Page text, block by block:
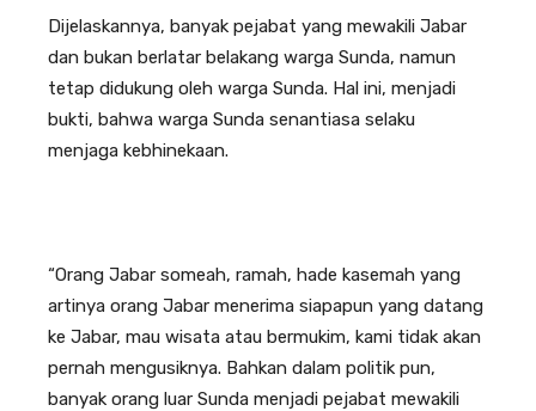
Dijelaskannya, banyak pejabat yang mewakili Jabar
dan bukan berlatar belakang warga Sunda, namun
tetap didukung oleh warga Sunda. Hal ini, menjadi
bukti, bahwa warga Sunda senantiasa selaku
menjaga kebhinekaan.
“Orang Jabar someah, ramah, hade kasemah yang
artinya orang Jabar menerima siapapun yang datang
ke Jabar, mau wisata atau bermukim, kami tidak akan
pernah mengusiknya. Bahkan dalam politik pun,
banyak orang luar Sunda menjadi pejabat mewakili